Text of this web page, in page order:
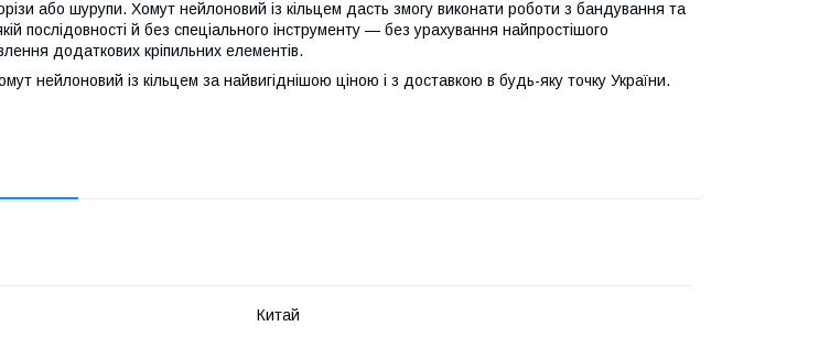
або шурупи. Хомут нейлоновий із кільцем дасть змогу виконати роботи з бандування та
послідовності й без спеціального інструменту — без урахування найпростішого
додаткових кріпильних елементів.
нейлоновий із кільцем за найвигіднішою ціною і з доставкою в будь-яку точку України.
Китай